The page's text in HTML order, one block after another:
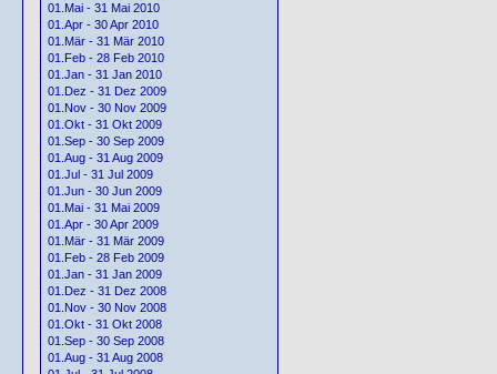
01.Mai - 31 Mai 2010
01.Apr - 30 Apr 2010
01.Mär - 31 Mär 2010
01.Feb - 28 Feb 2010
01.Jan - 31 Jan 2010
01.Dez - 31 Dez 2009
01.Nov - 30 Nov 2009
01.Okt - 31 Okt 2009
01.Sep - 30 Sep 2009
01.Aug - 31 Aug 2009
01.Jul - 31 Jul 2009
01.Jun - 30 Jun 2009
01.Mai - 31 Mai 2009
01.Apr - 30 Apr 2009
01.Mär - 31 Mär 2009
01.Feb - 28 Feb 2009
01.Jan - 31 Jan 2009
01.Dez - 31 Dez 2008
01.Nov - 30 Nov 2008
01.Okt - 31 Okt 2008
01.Sep - 30 Sep 2008
01.Aug - 31 Aug 2008